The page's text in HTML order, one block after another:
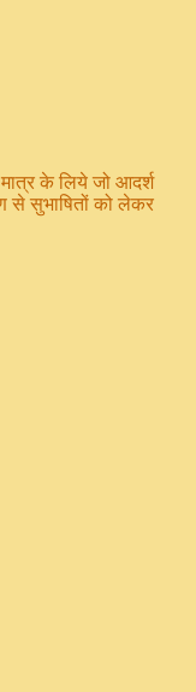
मात्र के लिये जो आदर्श
से सुभाषितों को लेकर